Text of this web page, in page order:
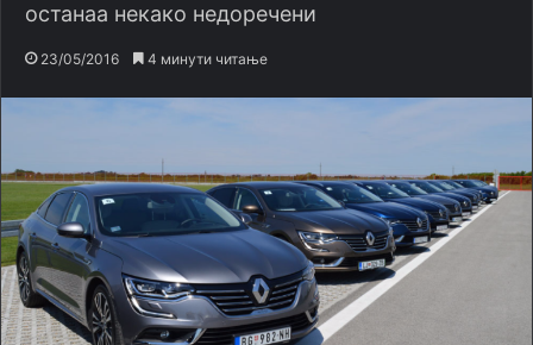
останаа некако недоречени
23/05/2016 4 минути читање